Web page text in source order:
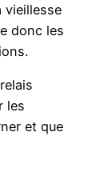
vieillesse
donc les
les
et que